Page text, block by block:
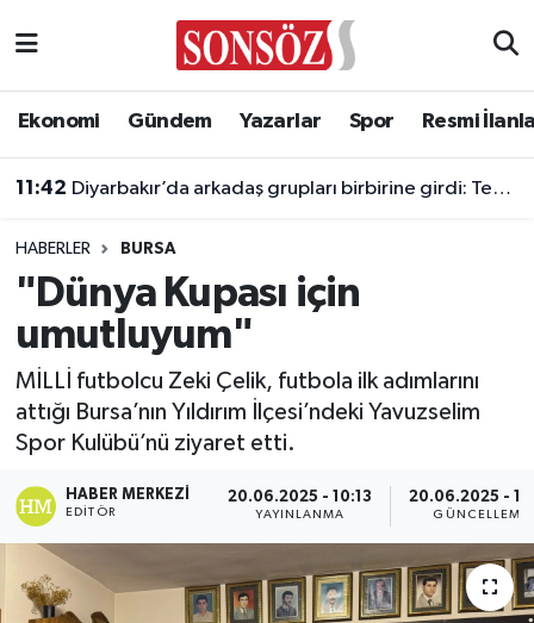
Ekonomi Gündem Yazarlar Spor Resmi
11:42 Diyarbakır’da arkadaş grupları birbirine girdi: Tekme ve yumruklar havada uçuştu
HABERLER BURSA
"Dünya Kupası için
umutluyum"
MİLLİ futbolcu Zeki Çelik, futbola ilk adımlarını
attığı Bursa’nın Yıldırım İlçesi’ndeki Yavuzselim
Spor Kulübü’nü ziyaret etti.
HABER MERKEZI
EDITÖR
20.06.2025 - 10:13
YAYINLANMA
20.06.2025 -
GÜNCELLEME
Asayiş
Biyografi
Çevre
Diğer
Dünya
Eğitim
Ekonomi
Ankara Nöbetçi Eczaneler
Ankara Trafik Yoğunluk Haritası
Süper Lig Puan Durumu ve Fikstür
Tüm Manşetler
Son Dakika Haberleri
Haber Arşivi